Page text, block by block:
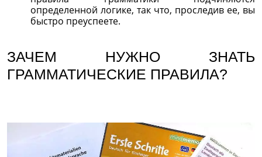
определенной логике, так что, проследив ее, вы
быстро преуспеете.
ЗАЧЕМ НУЖНО ЗНАТЬ
ГРАММАТИЧЕСКИЕ ПРАВИЛА?